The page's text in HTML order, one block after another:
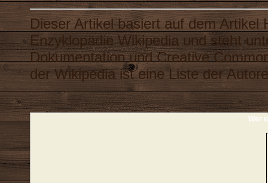
Dieser Artikel basiert auf dem Artikel
EnzyklopädieWikipediaund steht
DokumentationundCreative
der Wikipedia ist eineListe der
Wer